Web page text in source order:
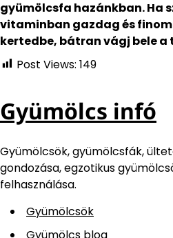
gyümölcsfa hazánkban. Ha
vitaminban gazdag és
kertedbe, bátran vágj bele a
Post Views: 149
Gyümölcs infó
Gyümölcsök, gyümölcsfák,
gondozása, egzotikus
felhasználása.
Gyümölcsök
Gyümölcs blog